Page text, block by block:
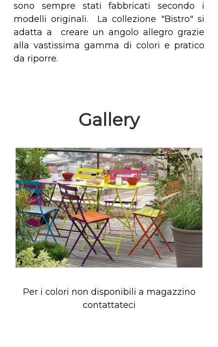
sono sempre stati fabbricati secondo i
modelli originali. La collezione "Bistro" si
adatta a creare un angolo allegro grazie
alla vastissima gamma di colori e pratico
da riporre.
Gallery
Per i colori non disponibili a magazzino
contattateci